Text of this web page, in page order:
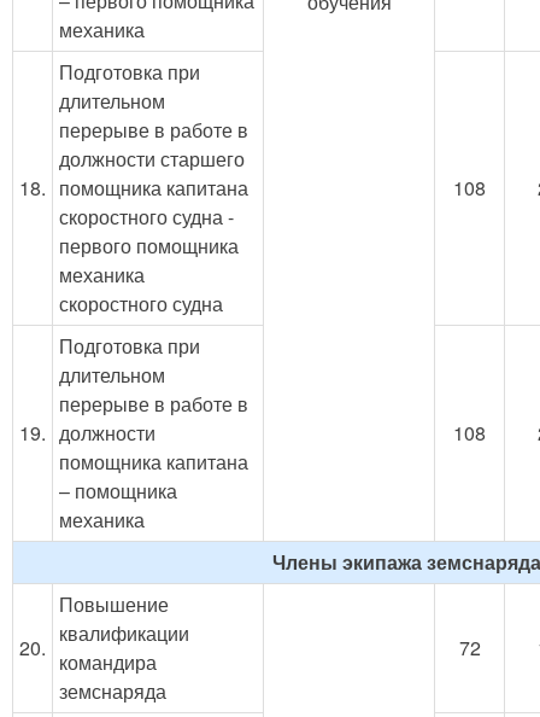
механика
18.
Подготовка при
длительном
перерыве в работе в
должности старшего
помощника капитана
скоростного судна -
первого помощника
механика
скоростного судна
108
19.
Подготовка при
длительном
перерыве в работе в
должности
помощника капитана
– помощника
механика
108
Члены экипажа земснаряда
20.
Повышение
квалификации
командира
земснаряда
72